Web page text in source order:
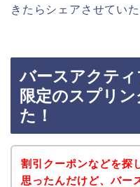
きたらシェアさせてい
バースアクテ
限定のスプリ
た！
割引クーポンなどを探
思ったんだけど、バー